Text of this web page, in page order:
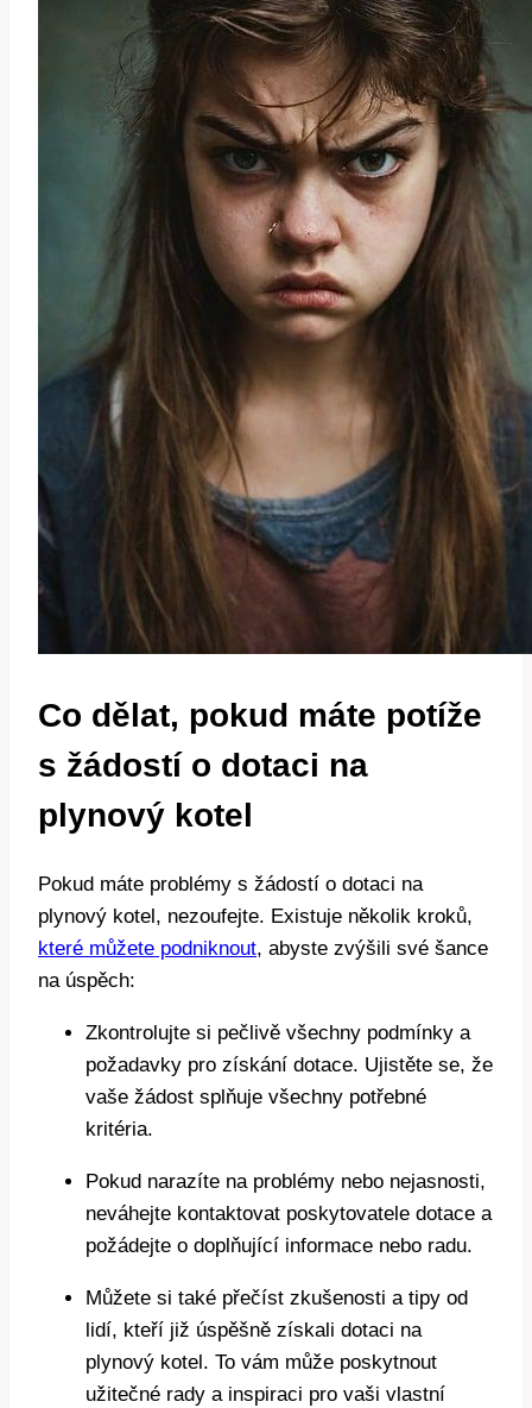
Co dělat, pokud máte potíže
s žádostí o dotaci na
plynový kotel
Pokud máte problémy s žádostí o dotaci na
plynový kotel, nezoufejte. Existuje několik kroků,
které můžete podniknout, abyste zvýšili své šance
na úspěch:
Zkontrolujte si pečlivě všechny podmínky a
požadavky pro získání dotace. Ujistěte se, že
vaše žádost splňuje všechny potřebné
kritéria.
Pokud narazíte na problémy nebo nejasnosti,
neváhejte kontaktovat poskytovatele dotace a
požádejte o doplňující informace nebo radu.
Můžete si také přečíst zkušenosti a tipy od
lidí, kteří již úspěšně získali dotaci na
plynový kotel. To vám může poskytnout
užitečné rady a inspiraci pro vaši vlastní